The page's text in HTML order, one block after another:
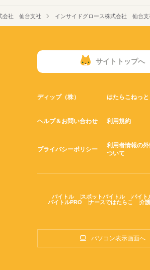
会社 仙台支社 インサイドグロース株式会社 仙台支
サイトトップへ
ディップ（株） はたらこねっ
ヘルプ＆お問い合わせ 利用規約
プライバシーポリシー
利用者情報の
ついて
バイトル スポットバイトル
バイト
バイトルPRO
ナースではたらこ 介
パソコン表示画面へ